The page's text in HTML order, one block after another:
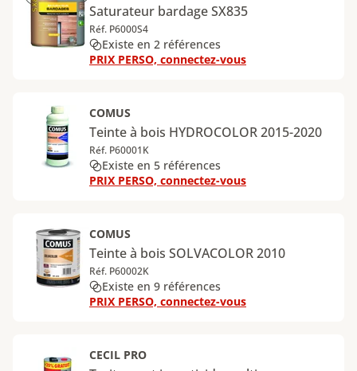
Saturateur bardage SX835
Réf. P6000S4
Existe en 2 références
PRIX PERSO, connectez-vous
COMUS
Teinte à bois HYDROCOLOR 2015-2020
Réf. P60001K
Existe en 5 références
PRIX PERSO, connectez-vous
COMUS
Teinte à bois SOLVACOLOR 2010
Réf. P60002K
Existe en 9 références
PRIX PERSO, connectez-vous
CECIL PRO